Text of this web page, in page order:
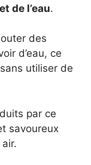
de l’eau.
des
d’eau, ce
utiliser de
par ce
savoureux